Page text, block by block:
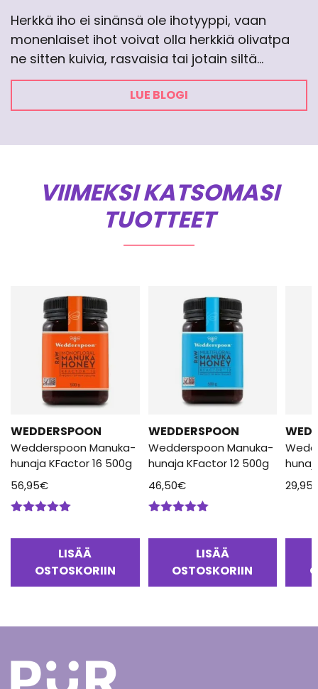
Herkkä iho ei sinänsä ole ihotyyppi, vaan
monenlaiset ihot voivat olla herkkiä olivatpa
ne sitten kuivia, rasvaisia tai jotain siltä…
LUE BLOGI
VIIMEKSI KATSOMASI
TUOTTEET
WEDDERSPOON
Wedderspoon Manuka-
hunaja KFactor 16 500g
56,95€
LISÄÄ
OSTOSKORIIN
WEDDERSPOON
Wedderspoon Manuka-
hunaja KFactor 12 500g
46,50€
LISÄÄ
OSTOSKORIIN
29,95